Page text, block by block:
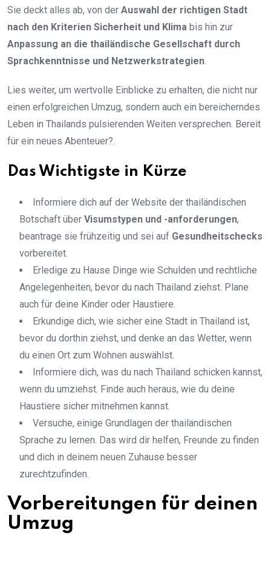
Sie deckt alles ab, von der Auswahl der richtigen Stadt
nach den Kriterien Sicherheit und Klima bis hin zur
Anpassung an die thailändische Gesellschaft durch
Sprachkenntnisse und Netzwerkstrategien
Lies weiter, um wertvolle Einblicke zu erhalten, die nicht nur
einen erfolgreichen Umzug, sondern auch ein bereicherndes
Leben in Thailands pulsierenden Weiten versprechen. Bereit
für ein neues Abenteuer?.
Das Wichtigste in Kürze
Informiere dich auf der Website der thailändischen
Botschaft über Visumstypen und -anforderungen,
beantrage sie frühzeitig und sei auf Gesundheitschecks
vorbereitet.
Erledige zu Hause Dinge wie Schulden und rechtliche
Angelegenheiten, bevor du nach Thailand ziehst. Plane
auch für deine Kinder oder Haustiere.
Erkundige dich, wie sicher eine Stadt in Thailand ist,
bevor du dorthin ziehst, und denke an das Wetter, wenn
du einen Ort zum Wohnen auswählst.
Informiere dich, was du nach Thailand schicken kannst,
wenn du umziehst. Finde auch heraus, wie du deine
Haustiere sicher mitnehmen kannst.
Versuche, einige Grundlagen der thailändischen
Sprache zu lernen. Das wird dir helfen, Freunde zu finden
und dich in deinem neuen Zuhause besser
zurechtzufinden.
Vorbereitungen für deinen
Umzug